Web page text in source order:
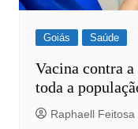
Goiás Saúde
Vacina contra
toda a
Raphaell Feitosa